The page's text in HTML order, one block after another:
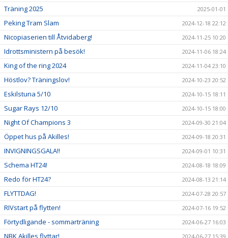
Träning 2025 2025-01-01
Peking Tram Slam 2024-12-18 22:12
Nicopiaserien till Åtvidaberg! 2024-11-25 10:20
Idrottsministern på besök! 2024-11-06 18:24
King of the ring 2024 2024-11-04 23:10
Höstlov? Träningslov! 2024-10-23 20:52
Eskilstuna 5/10 2024-10-15 18:11
Sugar Rays 12/10 2024-10-15 18:00
Night Of Champions 3 2024-09-30 21:04
Öppet hus på Akilles! 2024-09-18 20:31
INVIGNINGSGALA!! 2024-09-01 10:31
Schema HT24! 2024-08-18 18:09
Redo för HT24? 2024-08-13 21:14
FLYTTDAG! 2024-07-28 20:57
RIVstart på flytten! 2024-07-16 19:52
Förtydligande - sommarträning 2024-06-27 16:03
NBK Akilles flyttar! 2024-06-27 15:39